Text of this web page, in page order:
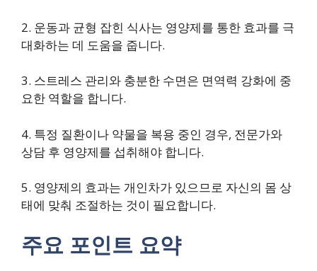
2. 운동과 균형 잡힌 식사는 영양제를 통한 효과를 극
대화하는 데 도움을 줍니다.
3. 스트레스 관리와 충분한 수면은 면역력 강화에 중
요한 역할을 합니다.
4. 특정 질환이나 약물을 복용 중인 경우, 전문가와
상담 후 영양제를 섭취해야 합니다.
5. 영양제의 효과는 개인차가 있으므로 자신의 몸 상
태에 맞춰 조절하는 것이 필요합니다.
주요 포인트 요약